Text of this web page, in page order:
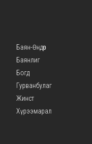
Баян-Өндөр
Баянлиг
Богд
Гурванбулаг
Жинст
Хүрээмарал